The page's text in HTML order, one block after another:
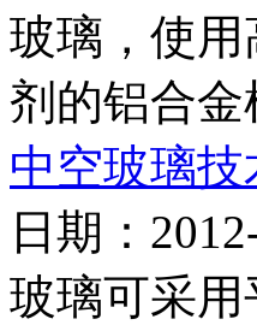
玻璃，使
剂的铝合金
中空玻璃技
日期：
玻璃可采